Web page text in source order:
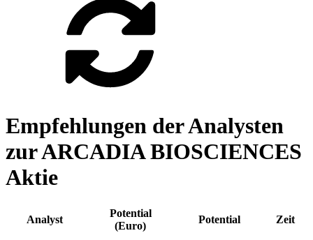
Empfehlungen der Analysten
zur ARCADIA BIOSCIENCES
Aktie
Analyst
Potential
(Euro)
Potential Zeit